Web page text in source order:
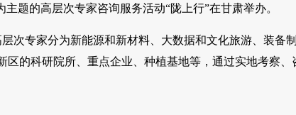
题的高层次专家咨询服务活动“陇上行”在甘肃举办。
专家分为新能源和新材料、大数据和文化旅游、装备
的科研院所、重点企业、种植基地等，通过实地考察